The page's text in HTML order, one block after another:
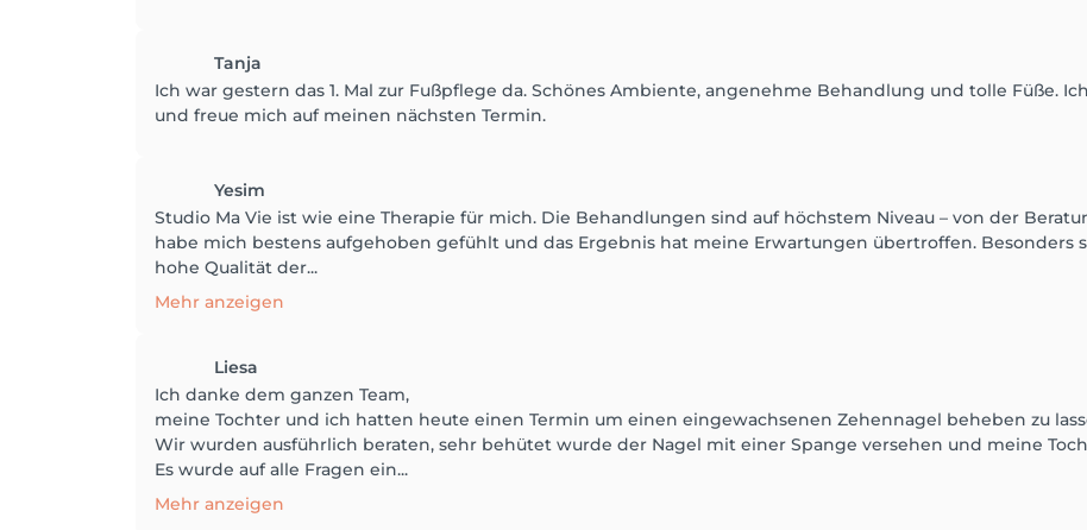
Tanja
Ich war gestern das 1. Mal zur Fußpflege da. Schönes Ambiente, angenehme Behandlung und tolle Füße.
und freue mich auf meinen nächsten Termin.
Yesim
Studio Ma Vie ist wie eine Therapie für mich. Die Behandlungen sind auf höchstem Niveau – von der
habe mich bestens aufgehoben gefühlt und das Ergebnis hat meine Erwartungen übertroffen. Besonders
hohe Qualität der...
Mehr anzeigen
Liesa
Ich danke dem ganzen Team,
meine Tochter und ich hatten heute einen Termin um einen eingewachsenen Zehennagel beheben zu
Wir wurden ausführlich beraten, sehr behütet wurde der Nagel mit einer Spange versehen und meine
Es wurde auf alle Fragen ein...
Mehr anzeigen